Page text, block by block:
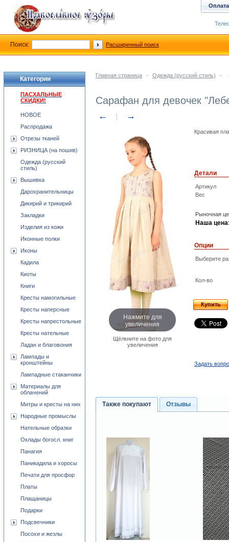
Главная страница - Одежда (русский стиль) -
Сарафан для девочек
← →
Нажмите для
увеличения
Щёлкните на фото для
увеличения
Красивая
Детали
Артикул
Вес
Рыночная
Наша
Опции
Выберите
Кол-во
Купить
Задать
Также покупают Отзывы
Категории
ПАСХАЛЬНЫЕ
СКИДКИ!
НОВОЕ
Распродажа
Отрезы тканей
РИЗНИЦА (на пошив)
Одежда (русский
стиль)
Вышивка
Дарохранительницы
Дикирий и трикирий
Закладки
Изделия из кожи
Иконные полки
Иконы
Кадила
Киоты
Книги
Кресты намогильные
Кресты наперсные
Кресты напрестольные
Кресты нательные
Ладан и благовония
Лампады и
кронштейны
Лампадные стаканчики
Материалы для
облачений
Митры и кресты на них
Народные промыслы
Нательные образки
Оклады богосл. книг
Панагия
Паникадила и хоросы
Печати для просфор
Платы
Плащаницы
Подарки
Подсвечники
Посохи и жезлы
Оплата
Поиск: Расширенный поиск